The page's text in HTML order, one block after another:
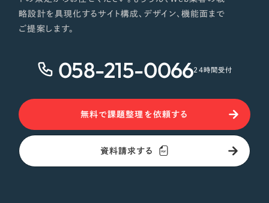
略設計を具現化するサイト構成、デザイン、機能面まで
ご提案します。
058-215-006624時間受付
無料で課題整理を依頼する
資料請求する